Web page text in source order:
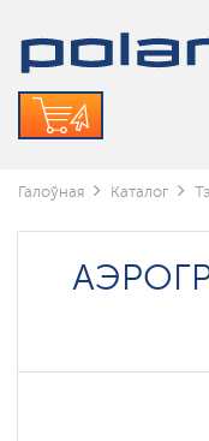
Галоўная Каталог
аэрогрили
Polaris
home